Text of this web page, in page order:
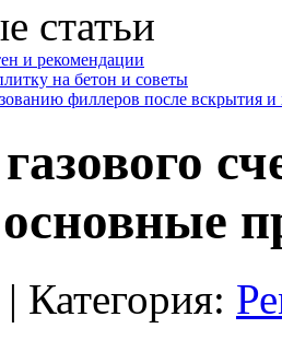
статьи
и рекомендации
на бетон и советы
филлеров после вскрытия и
| Категория: